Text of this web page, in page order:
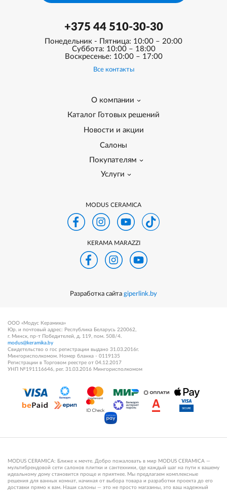
+375 44 510-30-30
Понедельник - Пятница: 10:00 – 20:00
Суббота: 10:00 – 18:00
Воскресенье: 10:00 – 17:00
Все контакты
О компании
Каталог Готовых решений
Новости и акции
Салоны
Покупателям
Услуги
MODUS CERAMICA
KERAMA MARAZZI
Разработка сайта giperlink.by
ООО «Модус Керамика»
Юр. и почтовый адрес: Республика Беларусь 220062,
г. Минск, пр-т Победителей, д. 119, пом. 508/4.
modus@keramika.by
Свидетельство о гос регистрации выдано 31.03.2016г.
Мингорисполкомом. Номер бланка - 0119135
Регистрации в Торговом реестре от 04.12.2017
УНП №191116646, рег. 31.03.2016 Мингорисполкомом
MODUS CERAMICA: Ближе к мечте. Добро пожаловать в мир MODUS CERAMICA —
мультибрендовой сети салонов плитки и сантехники, где каждый шаг на пути к вашему
идеальному дому становится проще и приятнее. Мы предлагаем комплексные
решения для ванных комнат, начиная от выбора товара и разработки проекта до его
доставки прямо к вам. Наши салоны — это не просто магазины, это ваш надежный